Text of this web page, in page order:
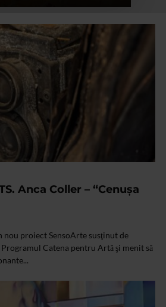
Anca Coller – “Cenușa
nou proiect SensoArte susţinut de
Catena pentru Artă şi menit să